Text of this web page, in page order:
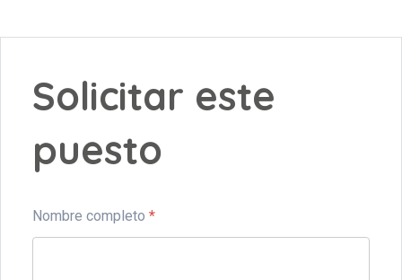
Solicitar este
puesto
Nombre completo *